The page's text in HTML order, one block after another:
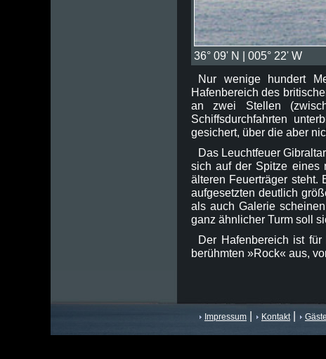
36° 09' N | 005° 22' W
Nur wenige hundert
Hafenbereich des
an zwei Stellen
Schiffsdurchfahrten
gesichert, über die aber
Das Leuchtfeuer
sich auf der Spitze eines
älteren Feuerträger steht.
aufgesetzten deutlich
als auch Galerie
ganz ähnlicher Turm soll
Der Hafenbereich ist
berühmten »Rock« aus,
Impressum Kontakt|